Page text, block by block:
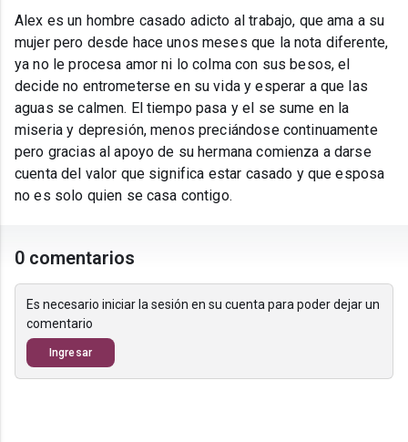
Alex es un hombre casado adicto al trabajo, que ama a su
mujer pero desde hace unos meses que la nota diferente,
ya no le procesa amor ni lo colma con sus besos, el
decide no entrometerse en su vida y esperar a que las
aguas se calmen. El tiempo pasa y el se sume en la
miseria y depresión, menos preciándose continuamente
pero gracias al apoyo de su hermana comienza a darse
cuenta del valor que significa estar casado y que esposa
no es solo quien se casa contigo.
0 comentarios
Es necesario iniciar la sesión en su cuenta para poder dejar un
comentario
Ingresar